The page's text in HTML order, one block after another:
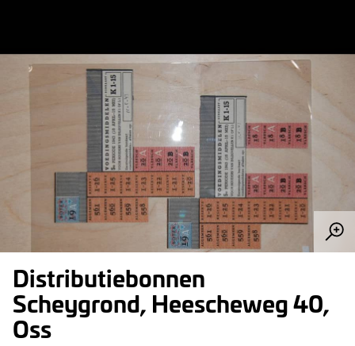
Distributiebonnen
Scheygrond, Heescheweg 40,
Oss